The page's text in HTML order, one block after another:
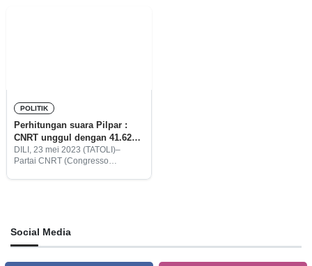
POLITIK
Perhitungan suara Pilpar :
CNRT unggul dengan 41.62%
suara
DILI, 23 mei 2023 (TATOLI)–
Partai CNRT (Congresso
sebanyak 41.62%
Social Media